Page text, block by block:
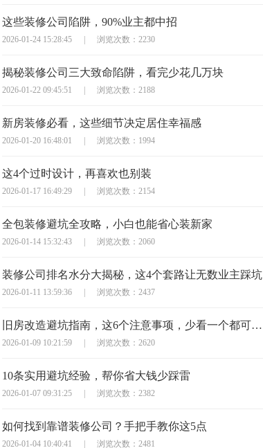
这些装修公司陷阱，90%业主都中招
2026-01-24 15:28:45 浏览次数：2230
揭秘装修公司三大致命陷阱，看完少花几万块
2026-01-22 09:45:51 浏览次数：2188
新房装修必看，这些细节决定居住幸福感
2026-01-20 16:48:01 浏览次数：1994
这4个过时设计，再喜欢也别装
2026-01-17 16:49:29 浏览次数：2154
全包装修避坑全攻略，小白也能省心装新家
2026-01-14 15:32:43 浏览次数：2060
装修公司排名水分大揭秘，这4个套路让无数业主踩坑
2026-01-11 13:59:36 浏览次数：2437
旧房改造避坑指南，这6个注意事项，少看一个都可能返工
2026-01-09 10:21:59 浏览次数：2620
10条实用避坑经验，帮你省大钱少踩雷
2026-01-07 09:31:25 浏览次数：2382
如何找到靠谱装修公司？手把手教你这5点
2026-01-04 10:40:41 浏览次数：2481